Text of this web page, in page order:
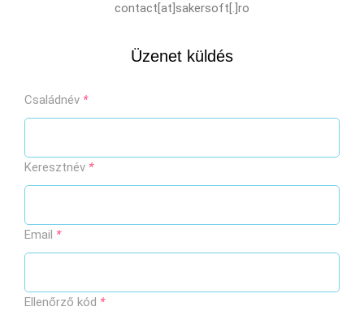
contact[at]sakersoft[.]ro
Üzenet küldés
Családnév *
Keresztnév *
Email *
Ellenőrző kód *